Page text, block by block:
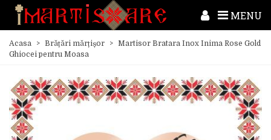
MENU
Acasa > Brățări mărțișor > Martisor Bratara Inox Inima Rose Gold
Ghiocei pentru Moasa